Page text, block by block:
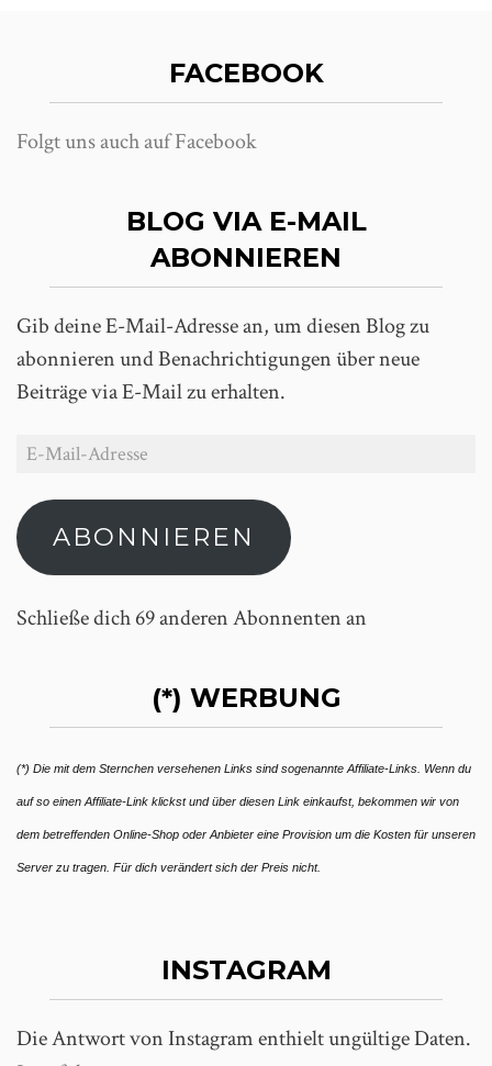
FACEBOOK
Folgt uns auch auf Facebook
BLOG VIA E-MAIL
ABONNIEREN
Gib deine E-Mail-Adresse an, um diesen Blog zu
abonnieren und Benachrichtigungen über neue
Beiträge via E-Mail zu erhalten.
ABONNIEREN
Schließe dich 69 anderen Abonnenten an
(*) WERBUNG
(*) Die mit dem Sternchen versehenen Links sind sogenannte Affiliate-Links. Wenn du
auf so einen Affiliate-Link klickst und über diesen Link einkaufst, bekommen wir von
dem betreffenden Online-Shop oder Anbieter eine Provision um die Kosten für unseren
Server zu tragen. Für dich verändert sich der Preis nicht.
INSTAGRAM
Die Antwort von Instagram enthielt ungültige Daten.